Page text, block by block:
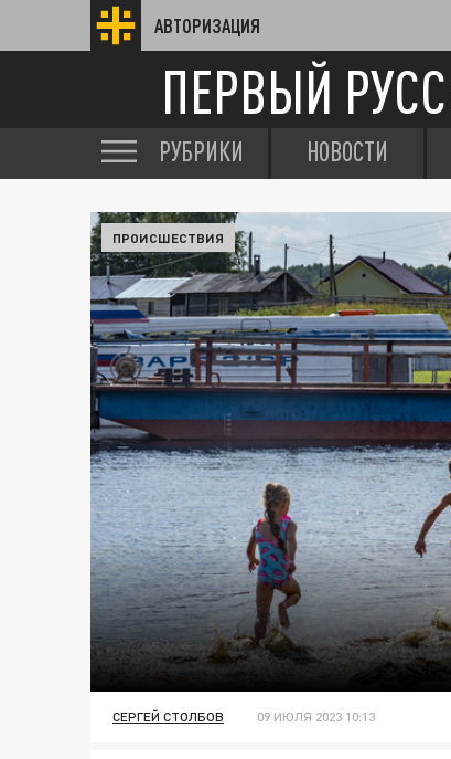
АВТОРИЗАЦИЯ
ПЕРВЫЙ
РУБРИКИ НОВОСТИ
ПРОИСШЕСТВИЯ
СЕРГЕЙ СТОЛБОВ 09 ИЮЛЯ 2023 10:13